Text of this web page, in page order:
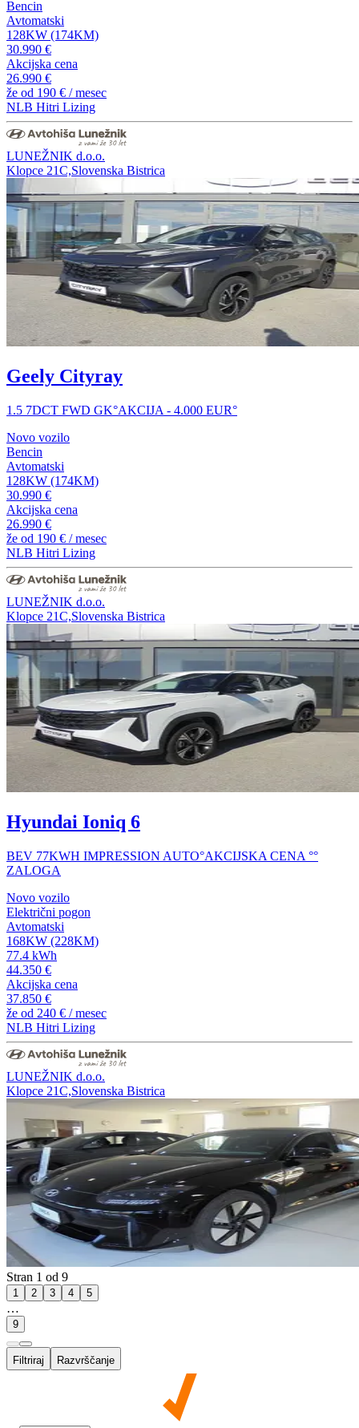
Bencin
Avtomatski
128KW (174KM)
30.990 €
Akcijska cena
26.990 €
že od 190 € / mesec
NLB Hitri Lizing
LUNEŽNIK d.o.o.
Klopce 21C,Slovenska Bistrica
Geely Cityray
1.5 7DCT FWD GK°AKCIJA - 4.000 EUR°
Novo vozilo
Bencin
Avtomatski
128KW (174KM)
30.990 €
Akcijska cena
26.990 €
že od 190 € / mesec
NLB Hitri Lizing
LUNEŽNIK d.o.o.
Klopce 21C,Slovenska Bistrica
Hyundai Ioniq 6
BEV 77KWH IMPRESSION AUTO°AKCIJSKA CENA °°
ZALOGA
Novo vozilo
Električni pogon
Avtomatski
168KW (228KM)
77.4 kWh
44.350 €
Akcijska cena
37.850 €
že od 240 € / mesec
NLB Hitri Lizing
LUNEŽNIK d.o.o.
Klopce 21C,Slovenska Bistrica
Stran 1 od 9
1 2 3 4 5
…
9
Filtriraj Razvrščanje